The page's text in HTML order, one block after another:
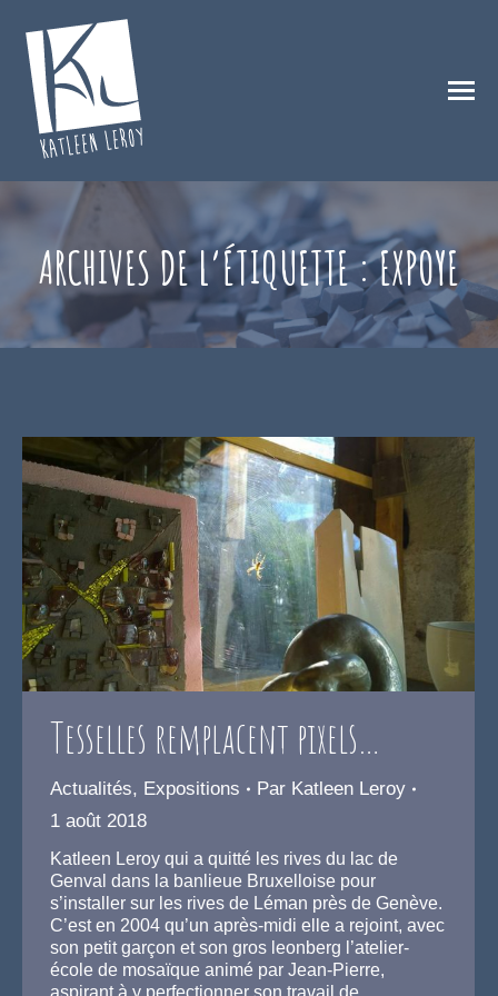
ARCHIVES DE L’ÉTIQUETTE :EXPOYE
Tesselles remplacent pixels…
Actualités, Expositions Par Katleen Leroy
1 août 2018
Katleen Leroy qui a quitté les rives du lac de
Genval dans la banlieue Bruxelloise pour
s’installer sur les rives de Léman près de Genève.
C’est en 2004 qu’un après-midi elle a rejoint, avec
son petit garçon et son gros leonberg l’atelier-
école de mosaïque animé par Jean-Pierre,